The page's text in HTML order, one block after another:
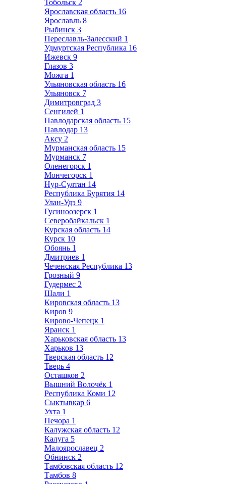
Тобольск 2
Ярославская область 16
Ярославль 8
Рыбинск 3
Переславль-Залесский 1
Удмуртская Республика 16
Ижевск 9
Глазов 3
Можга 1
Ульяновская область 16
Ульяновск 7
Димитровград 3
Сенгилей 1
Павлодарская область 15
Павлодар 13
Аксу 2
Мурманская область 15
Мурманск 7
Оленегорск 1
Мончегорск 1
Нур-Султан 14
Республика Бурятия 14
Улан-Удэ 9
Гусиноозерск 1
Северобайкальск 1
Курская область 14
Курск 10
Обоянь 1
Дмитриев 1
Чеченская Республика 13
Грозный 9
Гудермес 2
Шали 1
Кировская область 13
Киров 9
Кирово-Чепецк 1
Яранск 1
Харьковская область 13
Харьков 13
Тверская область 12
Тверь 4
Осташков 2
Вышний Волочёк 1
Республика Коми 12
Сыктывкар 6
Ухта 1
Печора 1
Калужская область 12
Калуга 5
Малоярославец 2
Обнинск 2
Тамбовская область 12
Тамбов 8